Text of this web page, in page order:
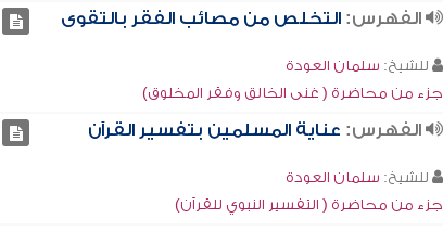
الفهرس: التخلص من مصائب الفقر بالتقوى
للشيخ: سلمان العودة
جزء من محاضرة ( غنى الخالق وفقر المخلوق)
الفهرس: عناية المسلمين بتفسير القرآن
للشيخ: سلمان العودة
جزء من محاضرة ( التفسير النبوي للقرآن)